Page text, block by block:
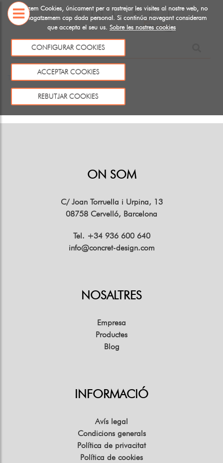
Utiltizem Cookies, únicament per a rastrejar les visites al nostre web, no
emmagatzemem cap dada personal. Si continúa navegant consideram
que accepta el seu us. Sobre les nostres cookies
CONFIGURAR COOKIES
ACCEPTAR COOKIES
REBUTJAR COOKIES
SOBRE
Aquest producte no existeix o no està a la venda
Tornar
ON SOM
C/ Joan Torruella i Urpina, 13
08758 Cervelló, Barcelona
Tel. +34 936 600 640
info@concret-design.com
NOSALTRES
Empresa
Productes
Blog
INFORMACIÓ
Avís legal
Condicions generals
Política de privacitat
Política de cookies